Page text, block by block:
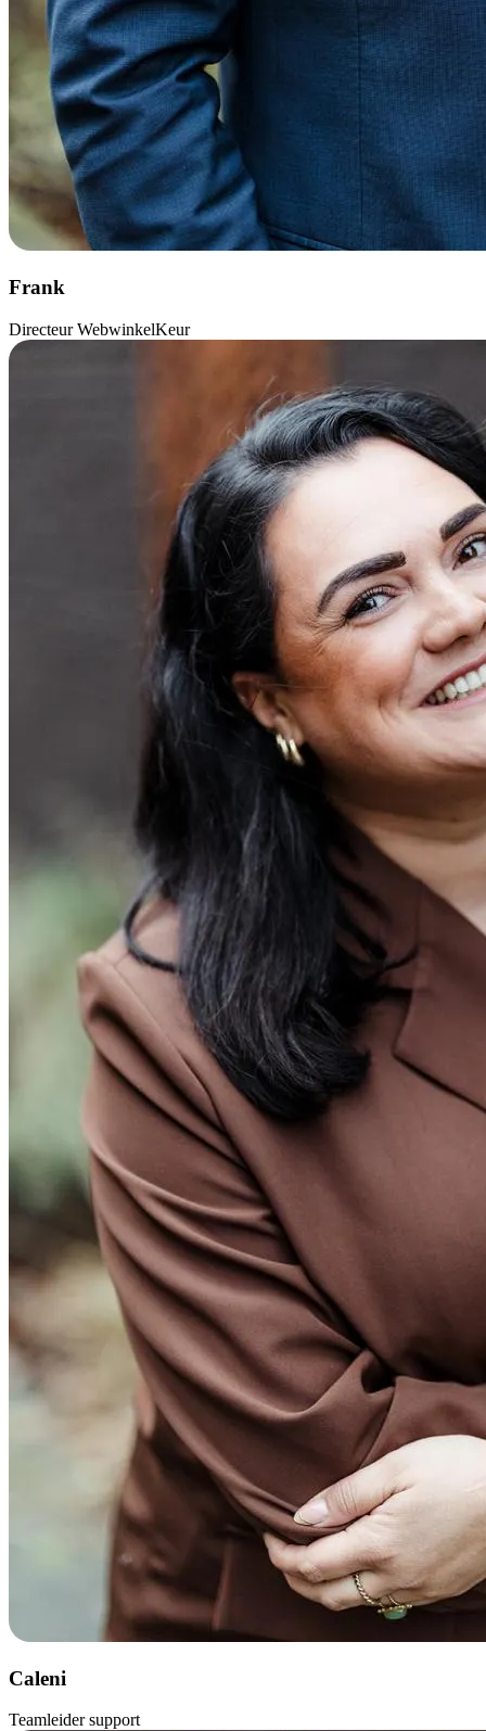
Frank
Directeur WebwinkelKeur
Caleni
Teamleider support